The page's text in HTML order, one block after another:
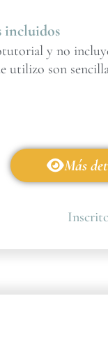
incluidos
y no
utilizo son
Más